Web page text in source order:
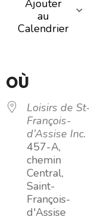
Ajouter
au
Calendrier
OÙ
Loisirs de
François-
d’Assise Inc.
457-A,
chemin
Central,
Saint-
François-
d'Assise